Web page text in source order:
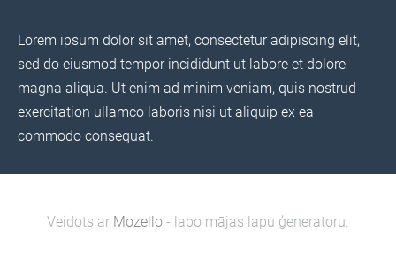
Lorem ipsum dolor sit amet, consectetur adipiscing elit,
sed do eiusmod tempor incididunt ut labore et dolore
magna aliqua. Ut enim ad minim veniam, quis nostrud
exercitation ullamco laboris nisi ut aliquip ex ea
commodo consequat.
Veidots ar Mozello - labo mājas lapu ģeneratoru.